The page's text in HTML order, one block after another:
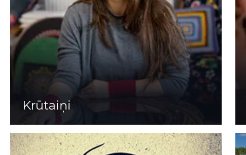
Krūtaiņi